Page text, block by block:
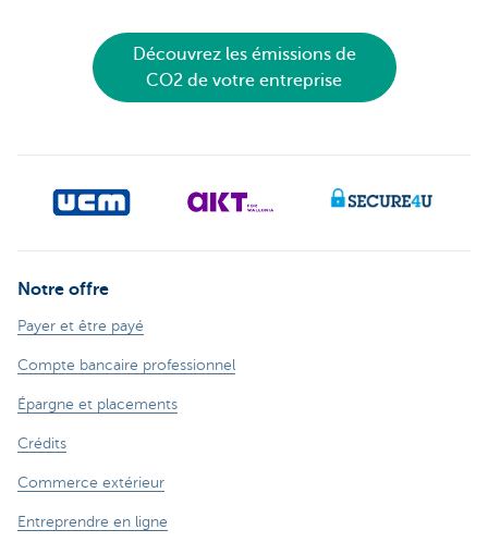
Découvrez les émissions de
CO2 de votre entreprise
Notre offre
Payer et être payé
Compte bancaire professionnel
Épargne et placements
Crédits
Commerce extérieur
Entreprendre en ligne